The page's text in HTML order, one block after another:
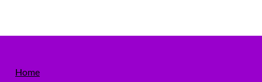
Home